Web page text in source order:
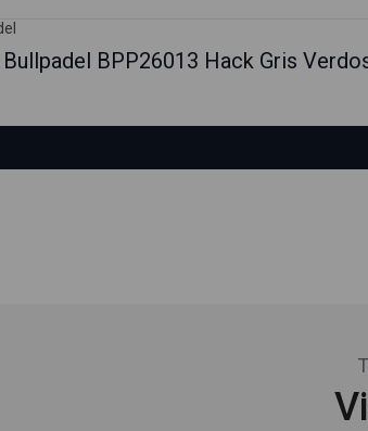
BPP26013 Hack Gris